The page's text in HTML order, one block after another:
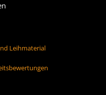
Leihmaterial